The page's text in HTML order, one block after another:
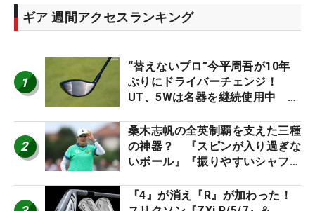
ギア 週間アクセスランキング
1
“替えないプロ”今平周吾が10年
ぶりにドライバーチェンジ！
UT、5Wは名器を継続使用中 #
2
桑木志帆の全英制覇を支えた三種
の神器？ 『スピンが入り過ぎな
いボール』『振りやすいシャフ
ー』 #女子プロセッティング
『4』が消え『R』が加わった！